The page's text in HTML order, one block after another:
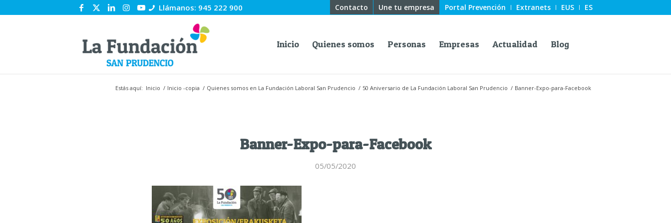
Contacto Une tu empresa Portal Prevención Extranets EUS ES
Llámanos: 945 222 900
Inicio Quienes somos Personas Empresas Actualidad Blog
Estás aquí: Inicio / Inicio -copia / Quienes somos en La Fundación Laboral San Prudencio / 50 Aniversario de La Fundación Laboral San Prudencio / Banner-Expo-para-Facebook
Banner-Expo-para-Facebook
05/05/2020